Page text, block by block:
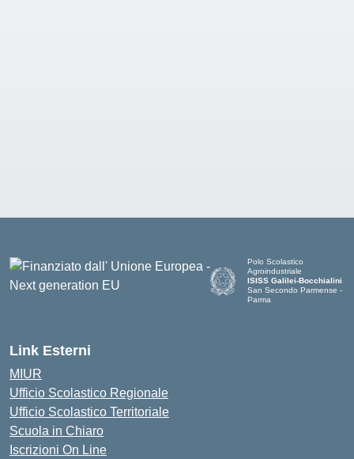
Polo Scolastico
Agroindustriale
ISISS Galilei-Bocchialini
San Secondo Parmense -
Parma
Link Esterni
MIUR
Ufficio Scolastico Regionale
Ufficio Scolastico Territoriale
Scuola in Chiaro
Iscrizioni On Line